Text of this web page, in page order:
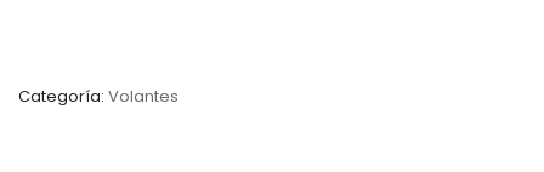
Categoría: Volantes